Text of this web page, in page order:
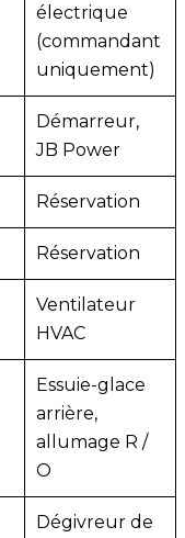
électrique
(commandant
uniquement)
Démarreur,
JB Power
Réservation
Réservation
Ventilateur
HVAC
Essuie-glace
arrière,
allumage R /
O
Dégivreur de